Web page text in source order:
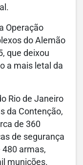
Operação
do Alemão
que deixou
a mais letal da
Rio de Janeiro
da Contenção,
de 360
de segurança
armas,
munições.